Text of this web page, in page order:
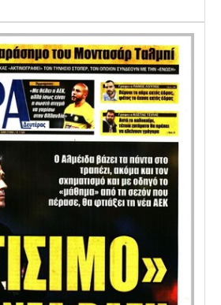
Σίτι
Μίλαν Μπάγερν
Παρί Σεν
Ζερμέν
Μαρσέιγ
Ερυθρός
Αστέρας
Τότεναμ